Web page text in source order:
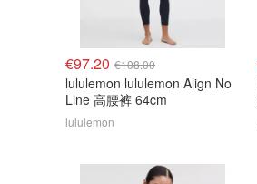
€97.20 €108.00
lululemon lululemon Align No
Line 高腰裤 64cm
lululemon